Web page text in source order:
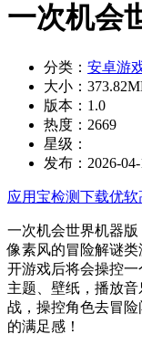
一次机会
分类： 安卓游
大小：
版本： 1.0
热度： 2669
星级：
发布： 2026-
应用宝检测下载优软
一次机会世界机器版
像素风的冒险解谜
开游戏后将会操控
主题、壁纸，播放
战，操控角色去冒
的满足感！